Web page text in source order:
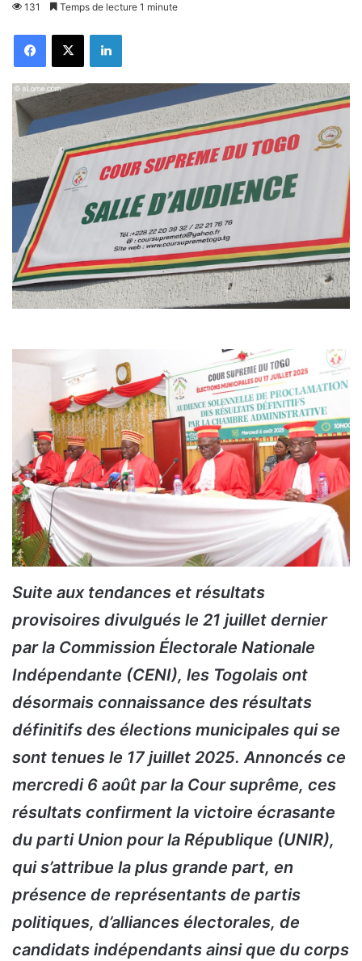
131 Temps de lecture 1 minute
FacebookX Linkedin
Suite aux tendances et résultats
provisoires divulgués le 21 juillet dernier
par la Commission Électorale Nationale
Indépendante (CENI), les Togolais ont
désormais connaissance des résultats
définitifs des élections municipales qui se
sont tenues le 17 juillet 2025. Annoncés ce
mercredi 6 août par la Cour suprême, ces
résultats confirment la victoire écrasante
du parti Union pour la République (UNIR),
qui s’attribue la plus grande part, en
présence de représentants de partis
politiques, d’alliances électorales, de
candidats indépendants ainsi que du corps